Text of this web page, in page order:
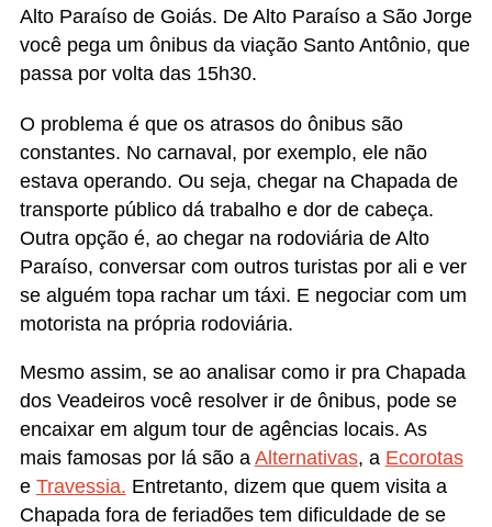
Alto Paraíso de Goiás. De Alto Paraíso a São Jorge
você pega um ônibus da viação Santo Antônio, que
passa por volta das 15h30.
O problema é que os atrasos do ônibus são
constantes. No carnaval, por exemplo, ele não
estava operando. Ou seja, chegar na Chapada de
transporte público dá trabalho e dor de cabeça.
Outra opção é, ao chegar na rodoviária de Alto
Paraíso, conversar com outros turistas por ali e ver
se alguém topa rachar um táxi. E negociar com um
motorista na própria rodoviária.
Mesmo assim, se ao analisar como ir pra Chapada
dos Veadeiros você resolver ir de ônibus, pode se
encaixar em algum tour de agências locais. As
mais famosas por lá são a Alternativas, a Ecorotas
e Travessia. Entretanto, dizem que quem visita a
Chapada fora de feriadões tem dificuldade de se